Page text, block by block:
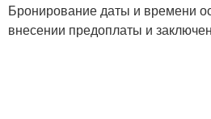
Бронирование даты и времени
внесении предоплаты и